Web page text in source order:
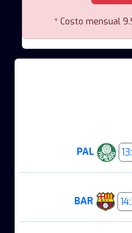
PAL
BAR
* Costo mensual